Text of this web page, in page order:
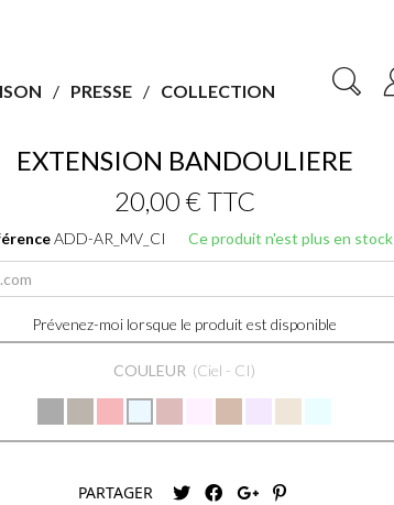
PRESSE COLLECTION
EXTENSION BANDOULIERE
20,00 € TTC
ADD-AR_MV_CI Ce produit n'est plus en stock
Prévenez-moi lorsque le produit est disponible
COULEUR Ciel - CI
PARTAGER